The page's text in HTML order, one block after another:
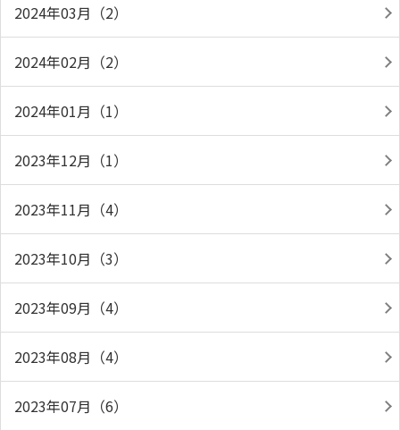
2024年03月（2）
2024年02月（2）
2024年01月（1）
2023年12月（1）
2023年11月（4）
2023年10月（3）
2023年09月（4）
2023年08月（4）
2023年07月（6）